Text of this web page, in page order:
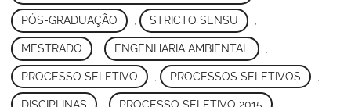
PÓS-GRADUAÇÃO , STRICTO SENSU ,
MESTRADO ENGENHARIA AMBIENTAL
PROCESSO SELETIVO PROCESSOS SELETIVOS
DISCIPLINAS PROCESSO SELETIVO 2015